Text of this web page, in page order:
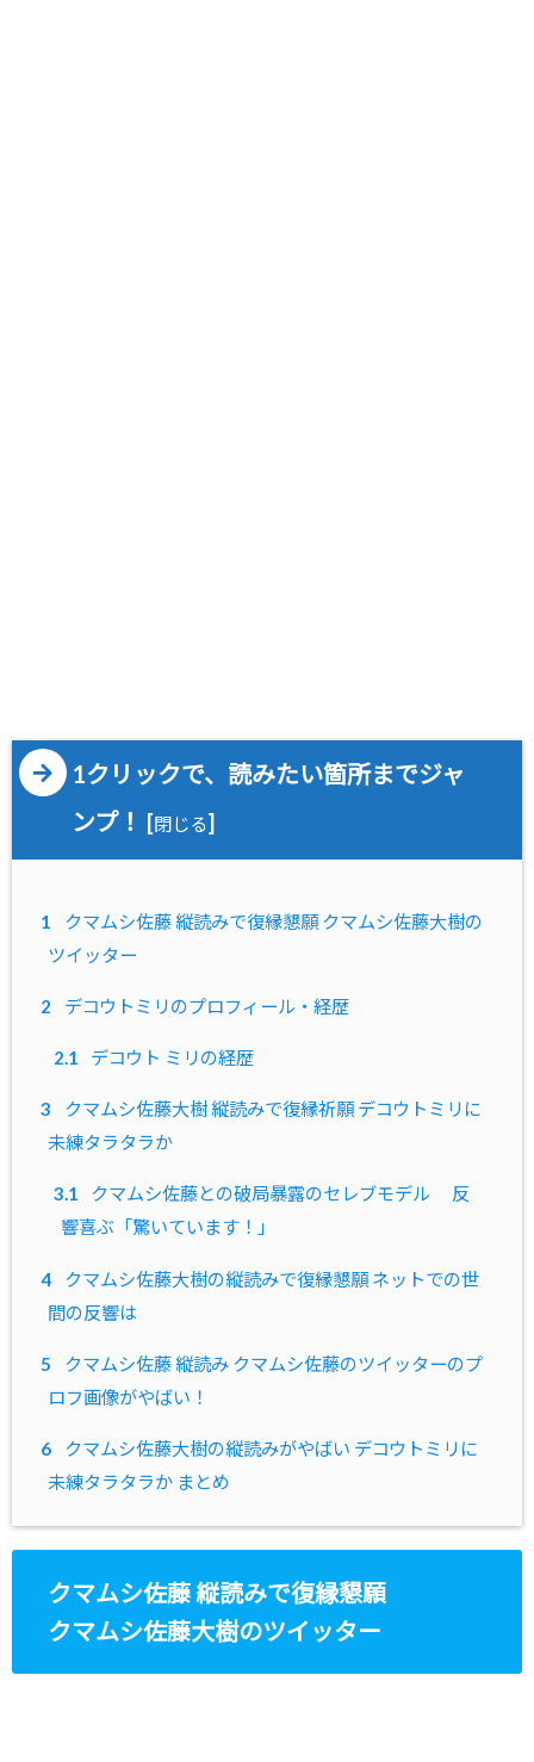
1クリックで、読みたい箇所までジャ
ンプ！
[閉じる]
1
クマムシ佐藤 縦読みで復縁懇願 クマムシ佐藤大樹の
ツイッター
2 デコウトミリのプロフィール・経歴
2.1 デコウト ミリの経歴
3
クマムシ佐藤大樹 縦読みで復縁祈願 デコウトミリに
未練タラタラか
3.1
クマムシ佐藤との破局暴露のセレブモデル 反
響喜ぶ「驚いています！」
4
クマムシ佐藤大樹の縦読みで復縁懇願 ネットでの世
間の反響は
5
クマムシ佐藤 縦読み クマムシ佐藤のツイッターのプ
ロフ画像がやばい！
6
クマムシ佐藤大樹の縦読みがやばい デコウトミリに
未練タラタラか まとめ
クマムシ佐藤 縦読みで復縁懇願
クマムシ佐藤大樹のツイッター